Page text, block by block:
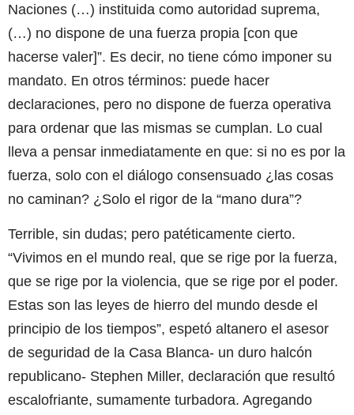
Naciones (…) instituida como autoridad suprema,
(…) no dispone de una fuerza propia [con que
hacerse valer]”. Es decir, no tiene cómo imponer su
mandato. En otros términos: puede hacer
declaraciones, pero no dispone de fuerza operativa
para ordenar que las mismas se cumplan. Lo cual
lleva a pensar inmediatamente en que: si no es por la
fuerza, solo con el diálogo consensuado ¿las cosas
no caminan? ¿Solo el rigor de la “mano dura”?
Terrible, sin dudas; pero patéticamente cierto.
“Vivimos en el mundo real, que se rige por la fuerza,
que se rige por la violencia, que se rige por el poder.
Estas son las leyes de hierro del mundo desde el
principio de los tiempos”, espetó altanero el asesor
de seguridad de la Casa Blanca- un duro halcón
republicano- Stephen Miller, declaración que resultó
escalofriante, sumamente turbadora. Agregando